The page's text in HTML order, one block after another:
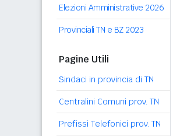
Elezioni Amministrative 2026
Provinciali TN e BZ 2023
Pagine Utili
Sindaci in provincia di TN
Centralini Comuni prov. TN
Prefissi Telefonici prov. TN